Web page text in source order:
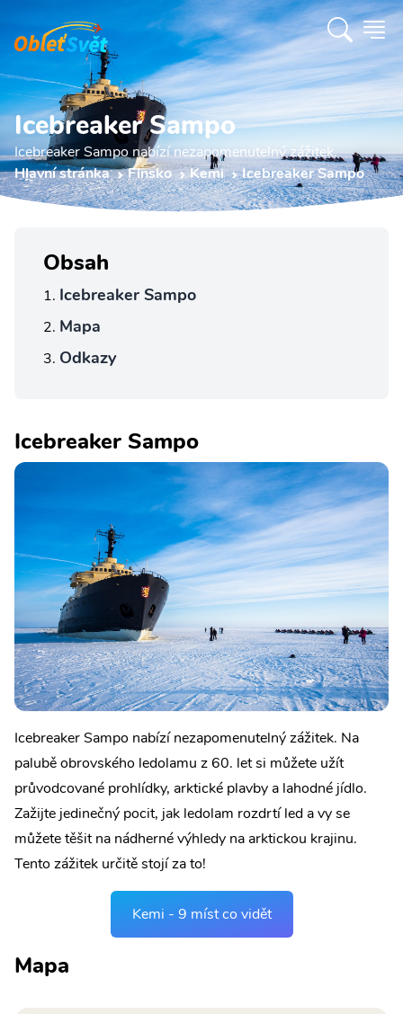
Icebreaker Sampo
Icebreaker Sampo nabízí nezapomenutelný zážitek.
Hlavní stránka
Finsko Kemi Icebreaker Sampo
Obsah
Icebreaker Sampo
Mapa
Odkazy
Icebreaker Sampo
Icebreaker Sampo nabízí nezapomenutelný zážitek. Na
palubě obrovského ledolamu z 60. let si můžete užít
průvodcované prohlídky, arktické plavby a lahodné jídlo.
Zažijte jedinečný pocit, jak ledolam rozdrtí led a vy se
můžete těšit na nádherné výhledy na arktickou krajinu.
Tento zážitek určitě stojí za to!
Kemi - 9 míst co vidět
Mapa